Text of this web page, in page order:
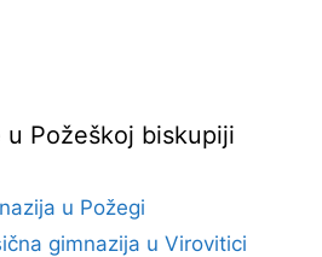
Požeškoj biskupiji
u Požegi
gimnazija u Virovitici